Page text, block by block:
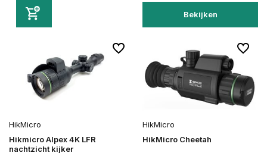
Bekijken
HikMicro
Hikmicro Alpex 4K LFR
nachtzicht kijker
HikMicro
HikMicro Cheetah